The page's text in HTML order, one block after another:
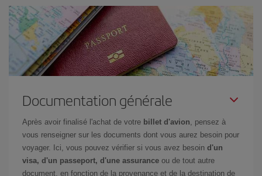
Documentation générale
Après avoir finalisé l'achat de votre billet d'avion , pensez à
vous renseigner sur les documents dont vous aurez besoin pour
voyager. Ici, vous pouvez vérifier si vous avez besoin d'un
visa, d'un passeport, d'une assurance ou de tout autre
document, en fonction de la provenance et de la destination de